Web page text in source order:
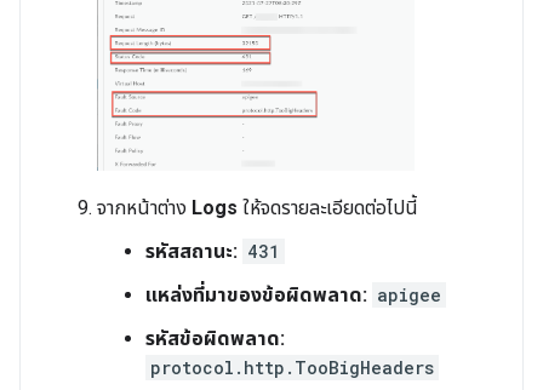
จากหน้าต่าง Logs ให้จดรายละเอียดต่อไปนี้
รหัสสถานะ: 431
แหล่งที่มาของข้อผิดพลาด: apigee
รหัสข้อผิดพลาด:
protocol.http.TooBigHeaders